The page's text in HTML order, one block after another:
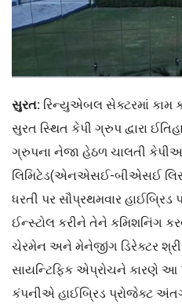
સુરત: રિન્યુએબલ સેક્ટરમાં કામ
સુરત સ્થિત કેપી ગ્રુપ દ્વારા
ગ્રુપના નેજા હેઠળ ચાલતી
લિમિટેડ(એનએસઈ-બીએસઈ
ધરતી પર સૌપ્રથમવાર હાઈબ્રિડ
ઈન્સ્ટોલ કરીને તેને કમિશનિંગ
ચેરમેન અને મેનેજીંગ ડિરેક્ટર
સાયન્ટિફિક એપ્રોચને કારણે
કંપનીએ હાઈબ્રિડ પ્રોજેક્ટ